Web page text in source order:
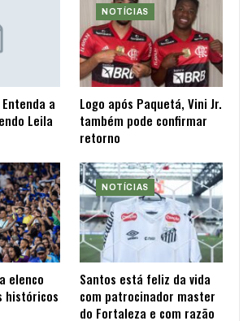
a
Leila
NOTÍCIAS
Logo após Paquetá, Vini Jr.
também pode confirmar
retorno
elenco
históricos
NOTÍCIAS
Santos está feliz da vida
com patrocinador master
do Fortaleza e com razão